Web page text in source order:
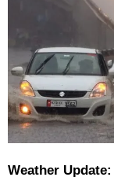
Weather Update: